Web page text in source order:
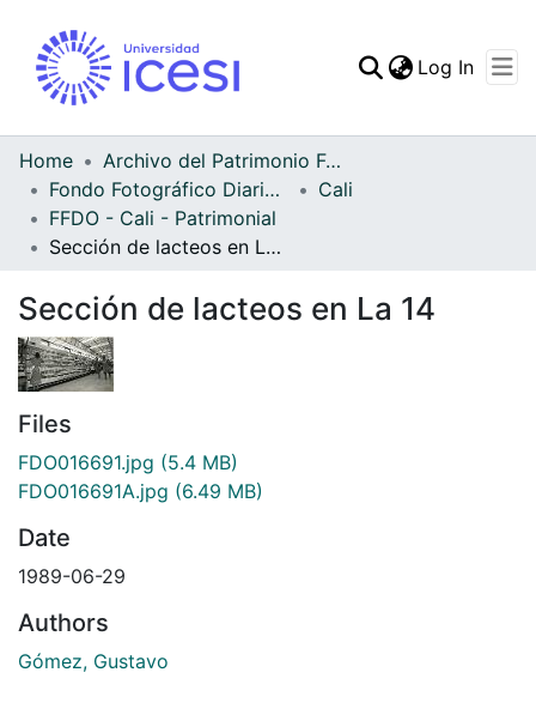
Statistics
Log In
Home
Archivo del Patrimonio Fotográfico y Fílmico del Valle del Cauca
Fondo Fotográfico Diario Occidente
Cali
FFDO - Cali - Patrimonial
Sección de lacteos en La 14
Sección de lacteos en La 14
Files
FDO016691.jpg (5.4 MB)
FDO016691A.jpg (6.49 MB)
Date
1989-06-29
Authors
Gómez, Gustavo